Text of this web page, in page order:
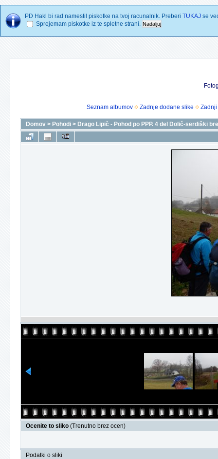
PD Hakl bi rad namestil piskotke na tvoj racunalnik. Preberi TUKAJ se
Sprejemam piskotke iz te spletne strani.
Seznam albumov Zadnje dodane slike
Domov > Pohodi > Drago Lipič - Pohod po PPP. 4 del Dolič-serdiški
Ocenite to sliko (Trenutno brez ocen)
Podatki o sliki